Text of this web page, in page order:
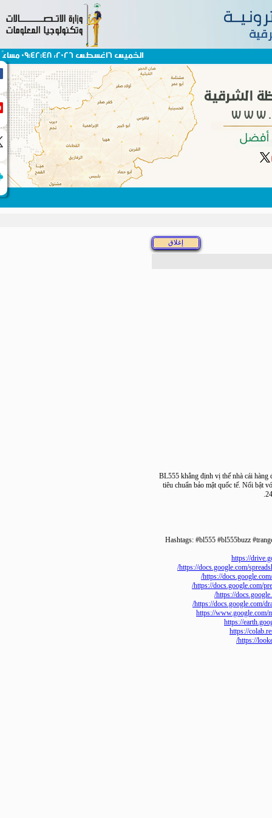
الخميس 6اغسطس 2026، 09:42:48 مساءً
BL555 khẳng định vị thế nhà cái
tiêu chuẩn bảo mật quốc tế. Nổi
Hashtags: #bl555 #bl555buzz
https://
https://docs.google.com/
https://
https://
https://
https://
https://
https://
https://
https://